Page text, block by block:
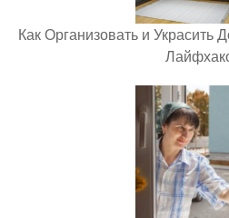
Как Организовать и